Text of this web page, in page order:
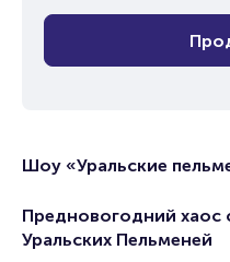
Шоу «Уральские
Предновогодний
Уральских Пельменей